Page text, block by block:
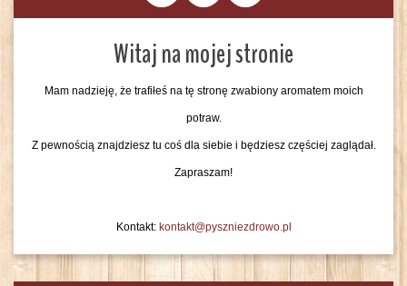
Witaj na mojej stronie
Mam nadzieję, że trafiłeś na tę stronę zwabiony aromatem moich
potraw.
Z pewnością znajdziesz tu coś dla siebie i będziesz częściej zaglądał.
Zapraszam!
Kontakt: kontakt@pyszniezdrowo.pl